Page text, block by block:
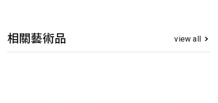
相關藝術品 view all